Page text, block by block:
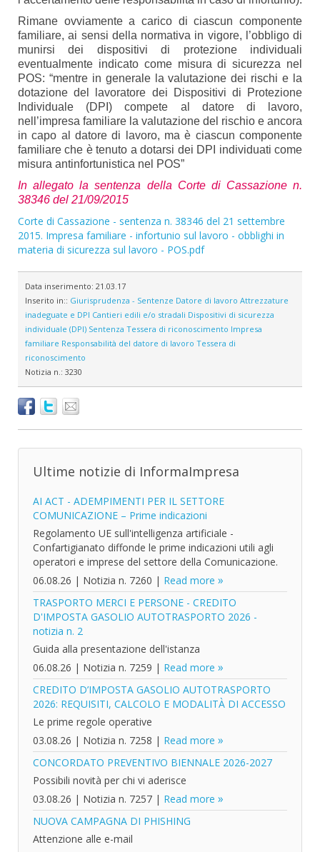
Rimane ovviamente a carico di ciascun componente
familiare, ai sensi della normativa in vigore, l’obbligo di
munirsi dei dispositivi di protezione individuali
eventualmente indicato come misura di sicurezza nel
POS: “mentre in generale la valutazione dei rischi e la
dotazione del lavoratore dei Dispositivi di Protezione
Individuale (DPI) compete al datore di lavoro,
nell’impresa familiare la valutazione del rischio e ancora
in capo al datore di lavoro, ma è ciascun componente
familiare che è tenuto a dotarsi dei DPI individuati come
misura antinfortunistica nel POS”
In allegato la sentenza della Corte di Cassazione n.
38346 del 21/09/2015
Corte di Cassazione - sentenza n. 38346 del 21 settembre
2015. Impresa familiare - infortunio sul lavoro - obblighi in
materia di sicurezza sul lavoro - POS.pdf
Data inserimento: 21.03.17
Inserito in:: Giurisprudenza - Sentenze Datore di lavoro Attrezzature
inadeguate e DPI Cantieri edili e/o stradali Dispositivi di sicurezza
individuale (DPI) Sentenza Tessera di riconoscimento Impresa
familiare Responsabilità del datore di lavoro Tessera di
riconoscimento
Notizia n.: 3230
Ultime notizie di InformaImpresa
AI ACT - ADEMPIMENTI PER IL SETTORE
COMUNICAZIONE – Prime indicazioni
Regolamento UE sull'intelligenza artificiale -
Confartigianato diffonde le prime indicazioni utili agli
operatori e imprese del settore della Comunicazione.
06.08.26 | Notizia n. 7260 | Read more
TRASPORTO MERCI E PERSONE - CREDITO
D'IMPOSTA GASOLIO AUTOTRASPORTO 2026 -
notizia n. 2
Guida alla presentazione dell'istanza
06.08.26 | Notizia n. 7259 | Read more
CREDITO D’IMPOSTA GASOLIO AUTOTRASPORTO
2026: REQUISITI, CALCOLO E MODALITÀ DI ACCESSO
Le prime regole operative
03.08.26 | Notizia n. 7258 | Read more
CONCORDATO PREVENTIVO BIENNALE 2026-2027
Possibili novità per chi vi aderisce
03.08.26 | Notizia n. 7257 | Read more
NUOVA CAMPAGNA DI PHISHING
Attenzione alle e-mail